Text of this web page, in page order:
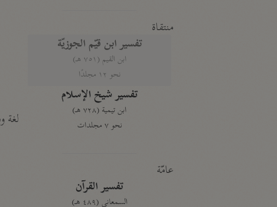
منتقاة
تفسير ابن قيّم الجوزيّة
ابن القيم (٧٥١ هـ)
نحو ١٢ مجلدًا
تفسير شيخ الإسلام
ابن تيمية (٧٢٨ هـ)
نحو ٧ مجلدات
عامّة
تفسير القرآن
السمعاني (٤٨٩ هـ)
لغة